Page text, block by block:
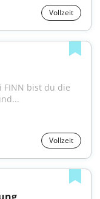
Vollzeit
FINN bist du die
Vollzeit